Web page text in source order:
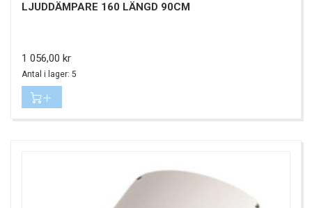
LJUDDÄMPARE 160 LÄNGD 90CM
Pris
1 056,00 kr
Antal i lager: 5